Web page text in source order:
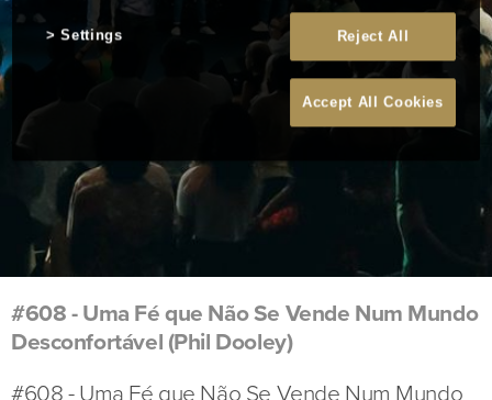
#608 - Uma Fé que Não Se Vende Num Mundo
Desconfortável (Phil Dooley)
#608 - Uma Fé que Não Se Vende Num Mundo
Reject All
Accept All Cookies
Settings